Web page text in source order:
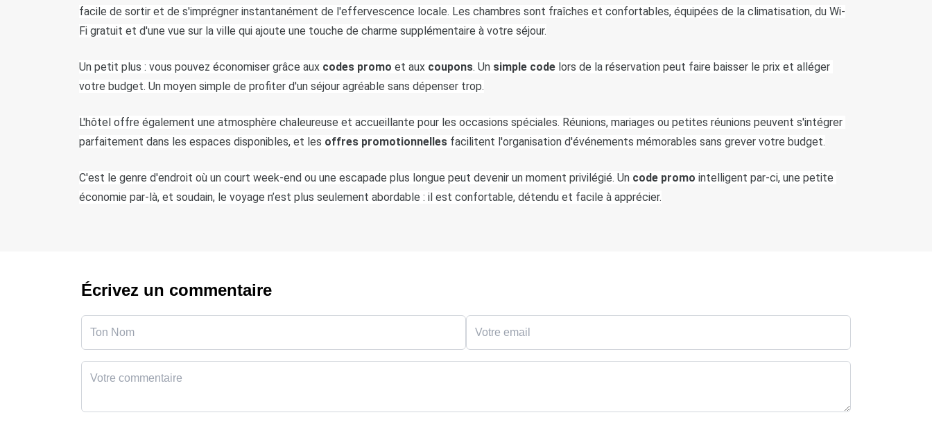
facile de sortir et de s'imprégner instantanément de l'effervescence locale. Les chambres sont fraîches et confortables, équipées de la climatisation, du Wi-
Fi gratuit et d'une vue sur la ville qui ajoute une touche de charme supplémentaire à votre séjour.
Un petit plus : vous pouvez économiser grâce aux codes promo et aux coupons. Un simple code lors de la réservation peut faire baisser le prix et alléger
votre budget. Un moyen simple de profiter d'un séjour agréable sans dépenser trop.
L'hôtel offre également une atmosphère chaleureuse et accueillante pour les occasions spéciales. Réunions, mariages ou petites réunions peuvent s'intégrer
parfaitement dans les espaces disponibles, et les offres promotionnelles facilitent l'organisation d'événements mémorables sans grever votre budget.
C'est le genre d'endroit où un court week-end ou une escapade plus longue peut devenir un moment privilégié. Un code promo intelligent par-ci, une petite
économie par-là, et soudain, le voyage n’est plus seulement abordable : il est confortable, détendu et facile à apprécier.
Écrivez un commentaire